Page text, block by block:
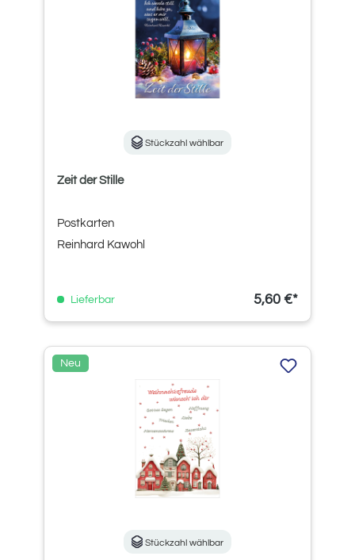
Stückzahl wählbar
Zeit der Stille
Postkarten
Reinhard Kawohl
Lieferbar 5,60 €*
Neu
Stückzahl wählbar